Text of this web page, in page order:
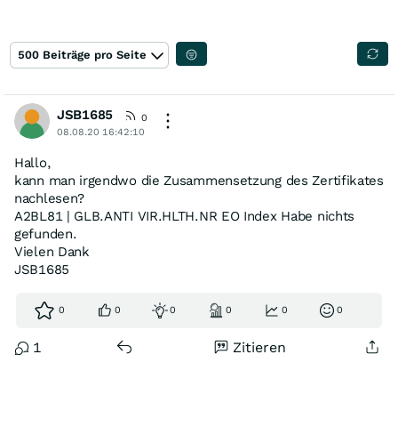
500 Beiträge pro Seite
JSB1685
0
08.08.20 16:42:10
Hallo,
kann man irgendwo die Zusammensetzung des Zertifikates
nachlesen?
A2BL81 | GLB.ANTI VIR.HLTH.NR EO Index Habe nichts
gefunden.
Vielen Dank
JSB1685
0 0 0 0 0 0
1 Zitieren